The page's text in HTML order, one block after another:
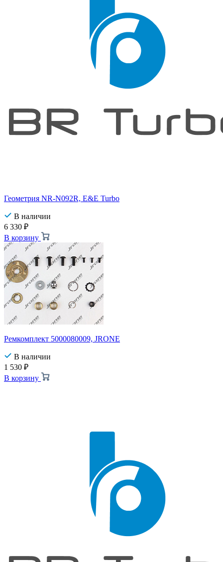
Геометрия NR-N092R, E&E Turbo
В наличии
6 330 ₽
В корзину
Ремкомплект 5000080009, JRONE
В наличии
1 530 ₽
В корзину